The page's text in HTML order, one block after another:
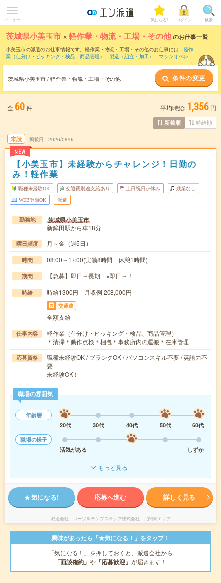
メニュー 気になる! ログイン 検索
茨城県小美玉市 ×軽作業・物流・工場・その他のお仕事一覧
小美玉市の派遣のお仕事情報です。軽作業・物流・工場・その他のお仕事には、 軽作
業（仕分け・ピッキング・検品、商品管理） 、 製造（組立・加工） 、 マシンオペレー
茨城県小美玉市 / 軽作業・物流・工場・その他 条件の変更
全 60件 平均時給: 1,356 円
新着順 時給順
未読
NEW
掲載日 2026/08/05
【小美玉市】未経験からチャレンジ！日勤の
み！軽作業
職種未経験OK 交通費別途支給あり 土日祝日が休み 残業なし
WEB登録OK 派遣
勤務地 茨城県小美玉市
新鉾田駅から車18分
曜日頻度 月～金（週5日）
時間 08:00～17:00(実働8時間 休憩1時間)
期間 【急募】即日～長期 ※即日～！
時給 時給1300円 月収例 208,000円
交通費
全額支給
仕事内容
軽作業（仕分け・ピッキング・検品、商品管理）
＊清掃＊動作点検＊梱包＊事務所内の運搬＊在庫管理
応募資格
職種未経験OK / ブランクOK / パソコンスキル不要 / 英語力不
要
未経験OK！
職場の雰囲気
年齢層
20代
30代 40代 50代
60代
職場の様子
活気がある
しずか
もっと見る
気になる! 応募へ進む 詳しく見る
派遣会社 パーソルテンプスタッフ株式会社 北関東エリア
興味があったら「★気になる！」をタップ！
「気になる！」を押しておくと、派遣会社から
「面談確約」 や 「応募歓迎」 が届きます！